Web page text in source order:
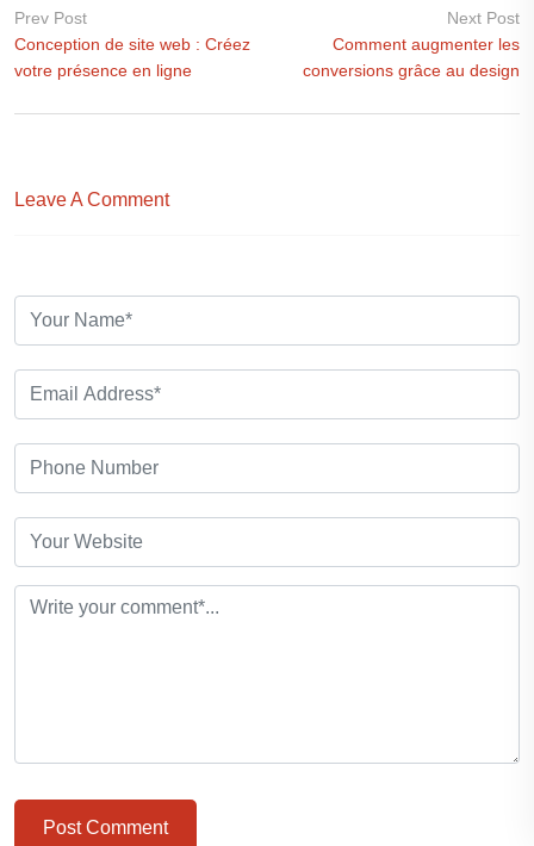
Prev Post
Conception de site web : Créez
votre présence en ligne
Next Post
Comment augmenter les
conversions grâce au design
Leave A Comment
Post Comment